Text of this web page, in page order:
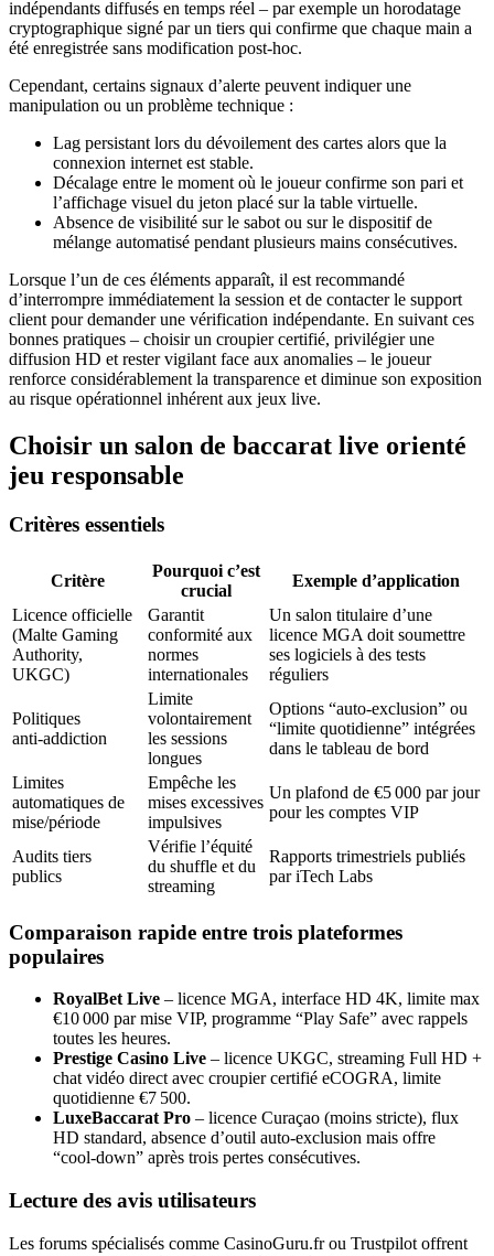
indépendants diffusés en temps réel – par exemple un horodatage
cryptographique signé par un tiers qui confirme que chaque main a
été enregistrée sans modification post‑hoc.
Cependant, certains signaux d’alerte peuvent indiquer une
manipulation ou un problème technique :
Lag persistant lors du dévoilement des cartes alors que la
connexion internet est stable.
Décalage entre le moment où le joueur confirme son pari et
l’affichage visuel du jeton placé sur la table virtuelle.
Absence de visibilité sur le sabot ou sur le dispositif de
mélange automatisé pendant plusieurs mains consécutives.
Lorsque l’un de ces éléments apparaît, il est recommandé
d’interrompre immédiatement la session et de contacter le support
client pour demander une vérification indépendante. En suivant ces
bonnes pratiques – choisir un croupier certifié, privilégier une
diffusion HD et rester vigilant face aux anomalies – le joueur
renforce considérablement la transparence et diminue son exposition
au risque opérationnel inhérent aux jeux live.
Choisir un salon de baccarat live orienté
jeu responsable
Critères essentiels
Critère
Pourquoi c’est
crucial
Exemple d’application
Licence officielle
(Malte Gaming
Authority,
UKGC)
Garantit
conformité aux
normes
internationales
Un salon titulaire d’une
licence MGA doit soumettre
ses logiciels à des tests
réguliers
Politiques
anti‑addiction
Limite
volontairement
les sessions
longues
Options “auto‑exclusion” ou
“limite quotidienne” intégrées
dans le tableau de bord
Limites
automatiques de
mise/période
Empêche les
mises excessives
impulsives
Un plafond de €5 000 par jour
pour les comptes VIP
Audits tiers
publics
Vérifie l’équité
du shuffle et du
streaming
Rapports trimestriels publiés
par iTech Labs
Comparaison rapide entre trois plateformes
populaires
RoyalBet Live – licence MGA, interface HD 4K, limite max
€10 000 par mise VIP, programme “Play Safe” avec rappels
toutes les heures.
Prestige Casino Live – licence UKGC, streaming Full HD +
chat vidéo direct avec croupier certifié eCOGRA, limite
quotidienne €7 500.
LuxeBaccarat Pro – licence Curaçao (moins stricte), flux
HD standard, absence d’outil auto‑exclusion mais offre
“cool‑down” après trois pertes consécutives.
Lecture des avis utilisateurs
Les forums spécialisés comme CasinoGuru.fr ou Trustpilot offrent